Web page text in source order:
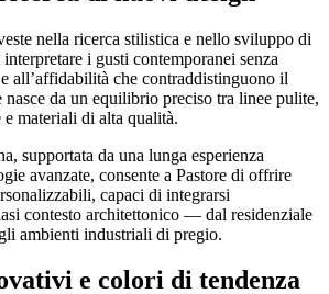
nella ricerca stilistica e nello sviluppo di
i gusti contemporanei senza
all’affidabilità che contraddistinguono il
da un equilibrio preciso tra linee pulite,
materiali di alta qualità.
supportata da una lunga esperienza
avanzate, consente a Pastore di offrire
capaci di integrarsi
contesto architettonico — dal residenziale
ambienti industriali di pregio.
e colori di tendenza